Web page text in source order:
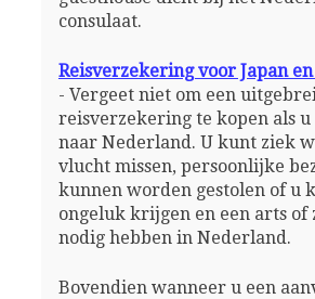
consulaat.
Reisverzekering voor Japan
- Vergeet niet om een
reisverzekering te kopen als u
naar Nederland. U kunt ziek
vlucht missen, persoonlijke
kunnen worden gestolen of u
ongeluk krijgen en een arts of
nodig hebben in Nederland.
Bovendien wanneer u een